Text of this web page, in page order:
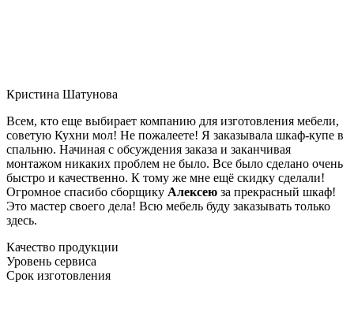
Кристина Шатунова
Всем, кто еще выбирает компанию для изготовления мебели,
советую Кухни мол! Не пожалеете! Я заказывала шкаф-купе в
спальню. Начиная с обсуждения заказа и заканчивая
монтажом никаких проблем не было. Все было сделано очень
быстро и качественно. К тому же мне ещё скидку сделали!
Огромное спасибо сборщику Алексею за прекрасный шкаф!
Это мастер своего дела! Всю мебель буду заказывать только
здесь.
Качество продукции
Уровень сервиса
Срок изготовления